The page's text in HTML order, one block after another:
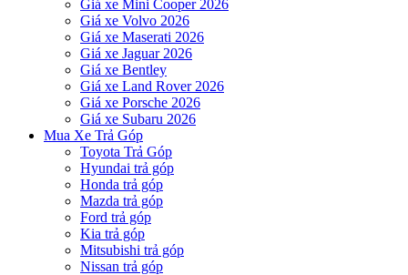
Giá xe Mini Cooper 2026
Giá xe Volvo 2026
Giá xe Maserati 2026
Giá xe Jaguar 2026
Giá xe Bentley
Giá xe Land Rover 2026
Giá xe Porsche 2026
Giá xe Subaru 2026
Mua Xe Trả Góp
Toyota Trả Góp
Hyundai trả góp
Honda trả góp
Mazda trả góp
Ford trả góp
Kia trả góp
Mitsubishi trả góp
Nissan trả góp